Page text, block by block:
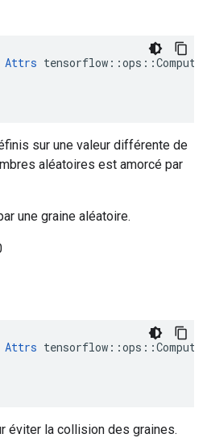
Attrs
sur une valeur différente de
aléatoires est amorcé par
une graine aléatoire.
Attrs
éviter la collision des graines.